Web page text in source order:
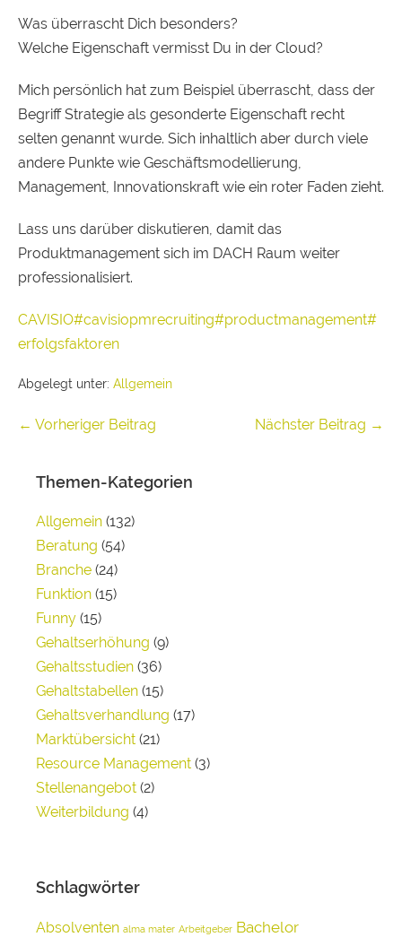
Was überrascht Dich besonders?
Welche Eigenschaft vermisst Du in der Cloud?
Mich persönlich hat zum Beispiel überrascht, dass der
Begriff Strategie als gesonderte Eigenschaft recht
selten genannt wurde. Sich inhaltlich aber durch viele
andere Punkte wie Geschäftsmodellierung,
Management, Innovationskraft wie ein roter Faden zieht.
Lass uns darüber diskutieren, damit das
Produktmanagement sich im DACH Raum weiter
professionalisiert.
CAVISIO#cavisiopmrecruiting#productmanagement#
erfolgsfaktoren
Abgelegt unter: Allgemein
← Vorheriger Beitrag Nächster Beitrag →
Themen-Kategorien
Allgemein (132)
Beratung (54)
Branche (24)
Funktion (15)
Funny (15)
Gehaltserhöhung (9)
Gehaltsstudien (36)
Gehaltstabellen (15)
Gehaltsverhandlung (17)
Marktübersicht (21)
Resource Management (3)
Stellenangebot (2)
Weiterbildung (4)
Schlagwörter
Absolventen alma mater Arbeitgeber Bachelor